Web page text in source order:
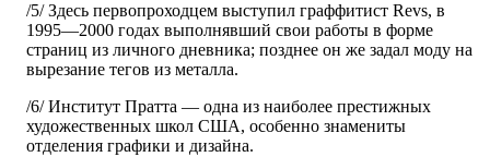
/5/ Здесь первопроходцем выступил граффитист Revs, в
1995—2000 годах выполнявший свои работы в форме
страниц из личного дневника; позднее он же задал моду на
вырезание тегов из металла.
/6/ Институт Пратта — одна из наиболее престижных
художественных школ США, особенно знамениты
отделения графики и дизайна.